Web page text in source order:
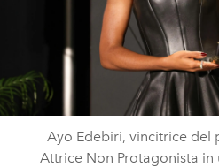
Ayo Edebiri, vincitrice del
Attrice Non Protagonista in